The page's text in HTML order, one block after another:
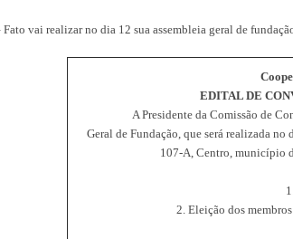
vai realizar no dia 12 sua assembleia geral de
EDITAL DE
A Presidente da Comissão de
Geral de Fundação, que será realizada
107-A, Centro, município
2. Eleição dos